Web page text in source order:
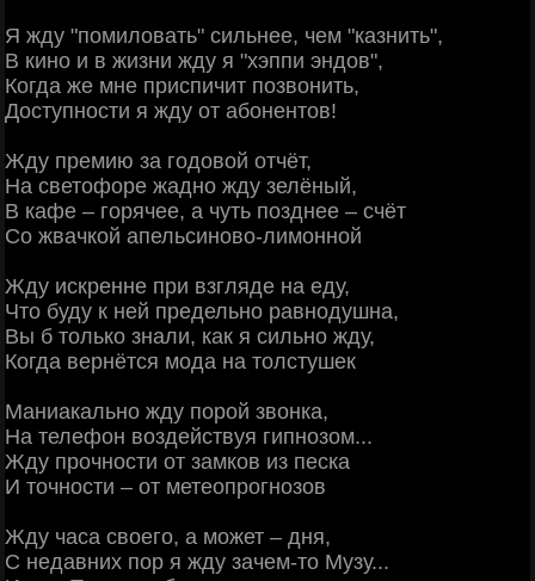
Я жду "помиловать" сильнее, чем "казнить",
В кино и в жизни жду я "хэппи эндов",
Когда же мне приспичит позвонить,
Доступности я жду от абонентов!
Жду премию за годовой отчёт,
На светофоре жадно жду зелёный,
В кафе – горячее, а чуть позднее – счёт
Со жвачкой апельсиново-лимонной
Жду искренне при взгляде на еду,
Что буду к ней предельно равнодушна,
Вы б только знали, как я сильно жду,
Когда вернётся мода на толстушек
Маниакально жду порой звонка,
На телефон воздействуя гипнозом...
Жду прочности от замков из песка
И точности – от метеопрогнозов
Жду часа своего, а может – дня,
С недавних пор я жду зачем-то Музу...